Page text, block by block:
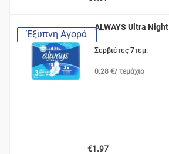
Έξυπνη Αγορά
ALWAYS Ultra Night
Σερβιέτες 7τεμ.
0.28 €/ τεμάχιο
€1.97